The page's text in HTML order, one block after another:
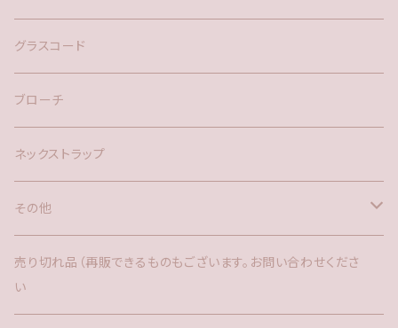
ネックレス
バックチャーム
グラスコード
ブローチ
ネックストラップ
その他
バックチャーム
時計
サンキャッチャー
売り切れ品（再販できるものもございます。お問い合わせくださ
い